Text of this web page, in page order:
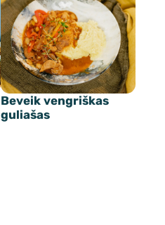
Beveik vengriškas
guliašas